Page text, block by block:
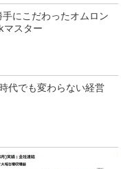
にこだわったオムロン
マスター
代でも変わらない経営